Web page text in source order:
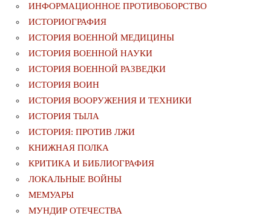
ИНФОРМАЦИОННОЕ ПРОТИВОБОРСТВО
ИСТОРИОГРАФИЯ
ИСТОРИЯ ВОЕННОЙ МЕДИЦИНЫ
ИСТОРИЯ ВОЕННОЙ НАУКИ
ИСТОРИЯ ВОЕННОЙ РАЗВЕДКИ
ИСТОРИЯ ВОИН
ИСТОРИЯ ВООРУЖЕНИЯ И ТЕХНИКИ
ИСТОРИЯ ТЫЛА
ИСТОРИЯ: ПРОТИВ ЛЖИ
КНИЖНАЯ ПОЛКА
КРИТИКА И БИБЛИОГРАФИЯ
ЛОКАЛЬНЫЕ ВОЙНЫ
МЕМУАРЫ
МУНДИР ОТЕЧЕСТВА